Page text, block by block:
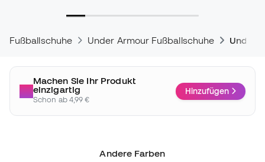
Fußballschuhe Under Armour Fußballschuhe Under
Machen Sie Ihr Produkt
einzigartig
Schon ab 4,99 €
Hinzufügen
Andere Farben